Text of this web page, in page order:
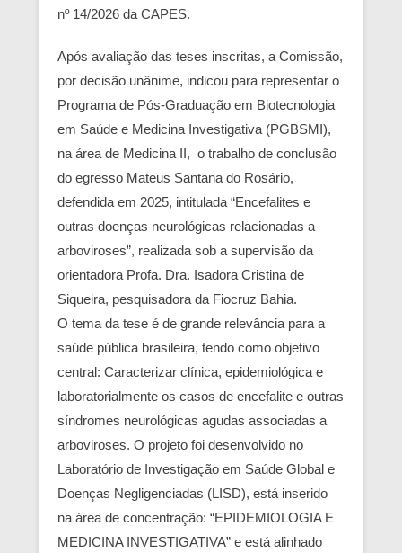
nº 14/2026 da CAPES.
Após avaliação das teses inscritas, a Comissão,
por decisão unânime, indicou para representar o
Programa de Pós-Graduação em Biotecnologia
em Saúde e Medicina Investigativa (PGBSMI),
na área de Medicina II, o trabalho de conclusão
do egresso Mateus Santana do Rosário,
defendida em 2025, intitulada “Encefalites e
outras doenças neurológicas relacionadas a
arboviroses”, realizada sob a supervisão da
orientadora Profa. Dra. Isadora Cristina de
Siqueira, pesquisadora da Fiocruz Bahia.
O tema da tese é de grande relevância para a
saúde pública brasileira, tendo como objetivo
central: Caracterizar clínica, epidemiológica e
laboratorialmente os casos de encefalite e outras
síndromes neurológicas agudas associadas a
arboviroses. O projeto foi desenvolvido no
Laboratório de Investigação em Saúde Global e
Doenças Negligenciadas (LISD), está inserido
na área de concentração: “EPIDEMIOLOGIA E
MEDICINA INVESTIGATIVA” e está alinhado